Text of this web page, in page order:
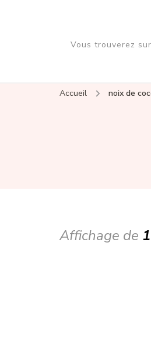
Vous trouverez
Accueil noix de
Affichage de